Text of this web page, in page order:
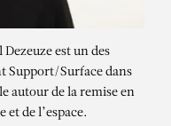
est un des
Support/Surface dans
autour de la remise en
et de l’espace.